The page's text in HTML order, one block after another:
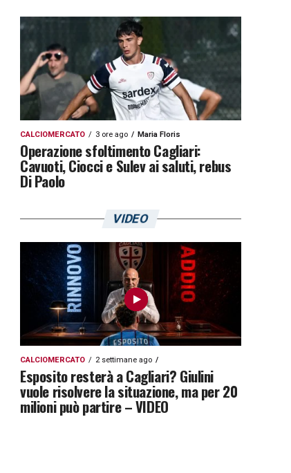
CALCIOMERCATO 3 ore ago Maria Floris
Operazione sfoltimento Cagliari:
Cavuoti, Ciocci e Sulev ai saluti, rebus
Di Paolo
VIDEO
CALCIOMERCATO 2 settimane ago
Esposito resterà a Cagliari? Giulini
vuole risolvere la situazione, ma per 20
milioni può partire – VIDEO